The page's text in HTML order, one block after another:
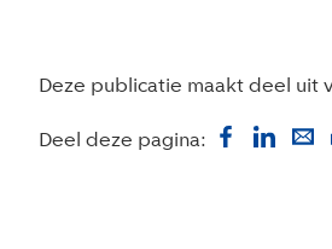
Deze publicatie maakt deel uit
Deel deze pagina: